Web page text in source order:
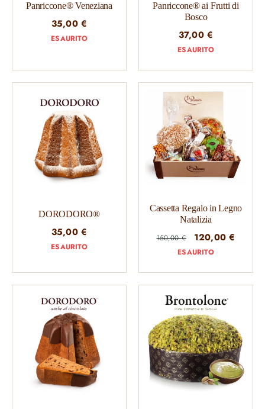
Panriccone® Veneziana
35,00€
ESAURITO
Panriccone® ai Frutti di
Bosco
37,00€
ESAURITO
DORODORO®
35,00€
ESAURITO
Cassetta Regalo in Legno
Natalizia
150,00€
Il
prezzo
era:
150,00 €.
120,00€
è:
ESAURITO